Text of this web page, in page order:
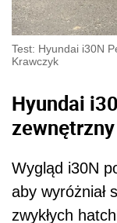
Test: Hyundai i30N
Krawczyk
Hyundai
zewnętrzny
Wygląd i30N
aby wyróżniał
zwykłych